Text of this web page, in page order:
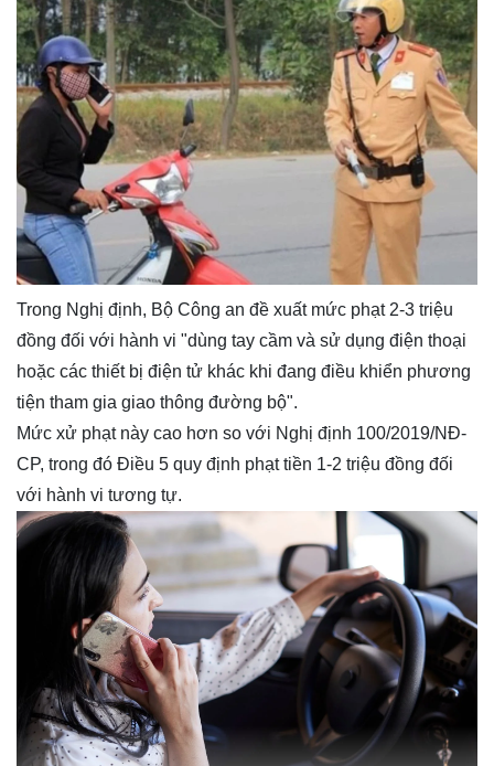
Trong Nghị định, Bộ Công an đề xuất mức phạt 2-3 triệu
đồng đối với hành vi "dùng tay cầm và sử dụng điện thoại
hoặc các thiết bị điện tử khác khi đang điều khiển phương
tiện tham gia giao thông đường bộ".
Mức xử phạt này cao hơn so với Nghị định 100/2019/NĐ-
CP, trong đó Điều 5 quy định phạt tiền 1-2 triệu đồng đối
với hành vi tương tự.